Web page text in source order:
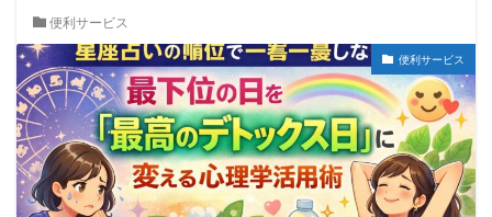
便利サービス
便利サービス